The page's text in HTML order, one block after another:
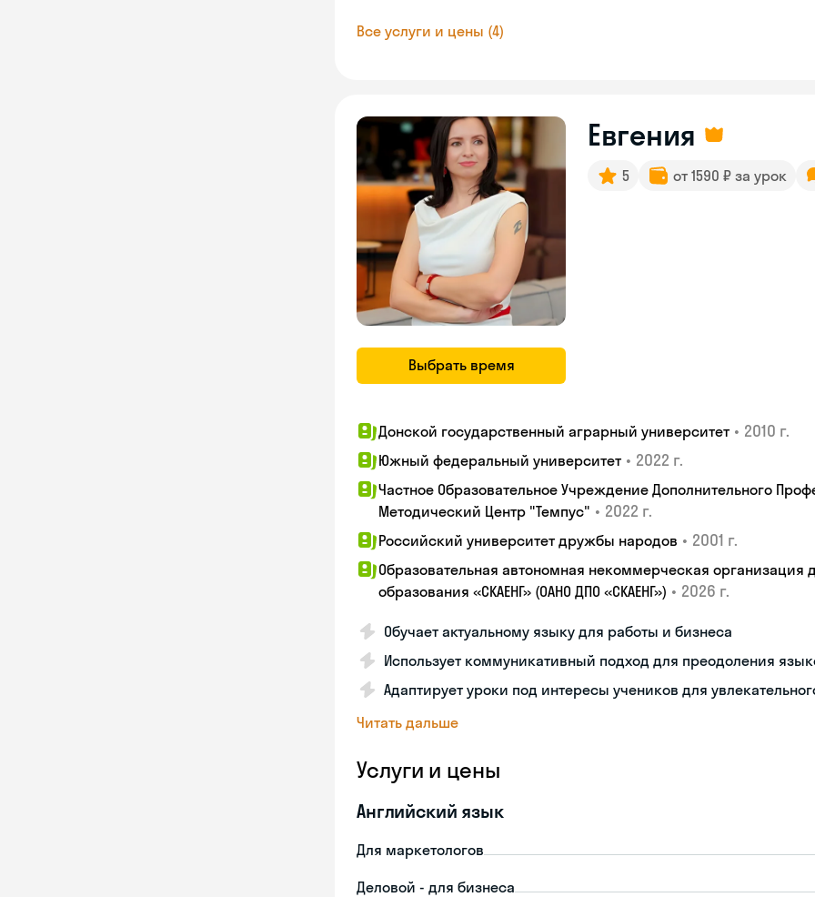
Все услуги и цены (4)
Выбрать время
Евгения
5 от 1590 ₽ за урок
Донской государственный аграрный университет • 2010 г.
Южный федеральный университет • 2022 г.
Частное Образовательное Учреждение Дополнительного
Методический Центр "Темпус" • 2022 г.
Российский университет дружбы народов • 2001 г.
Образовательная автономная некоммерческая организация
образования «СКАЕНГ» (ОАНО ДПО «СКАЕНГ») • 2026 г.
Обучает актуальному языку для работы и бизнеса
Использует коммуникативный подход для преодоления
Адаптирует уроки под интересы учеников для
Читать дальше
Услуги и цены
Английский язык
Для маркетологов
Деловой - для бизнеса